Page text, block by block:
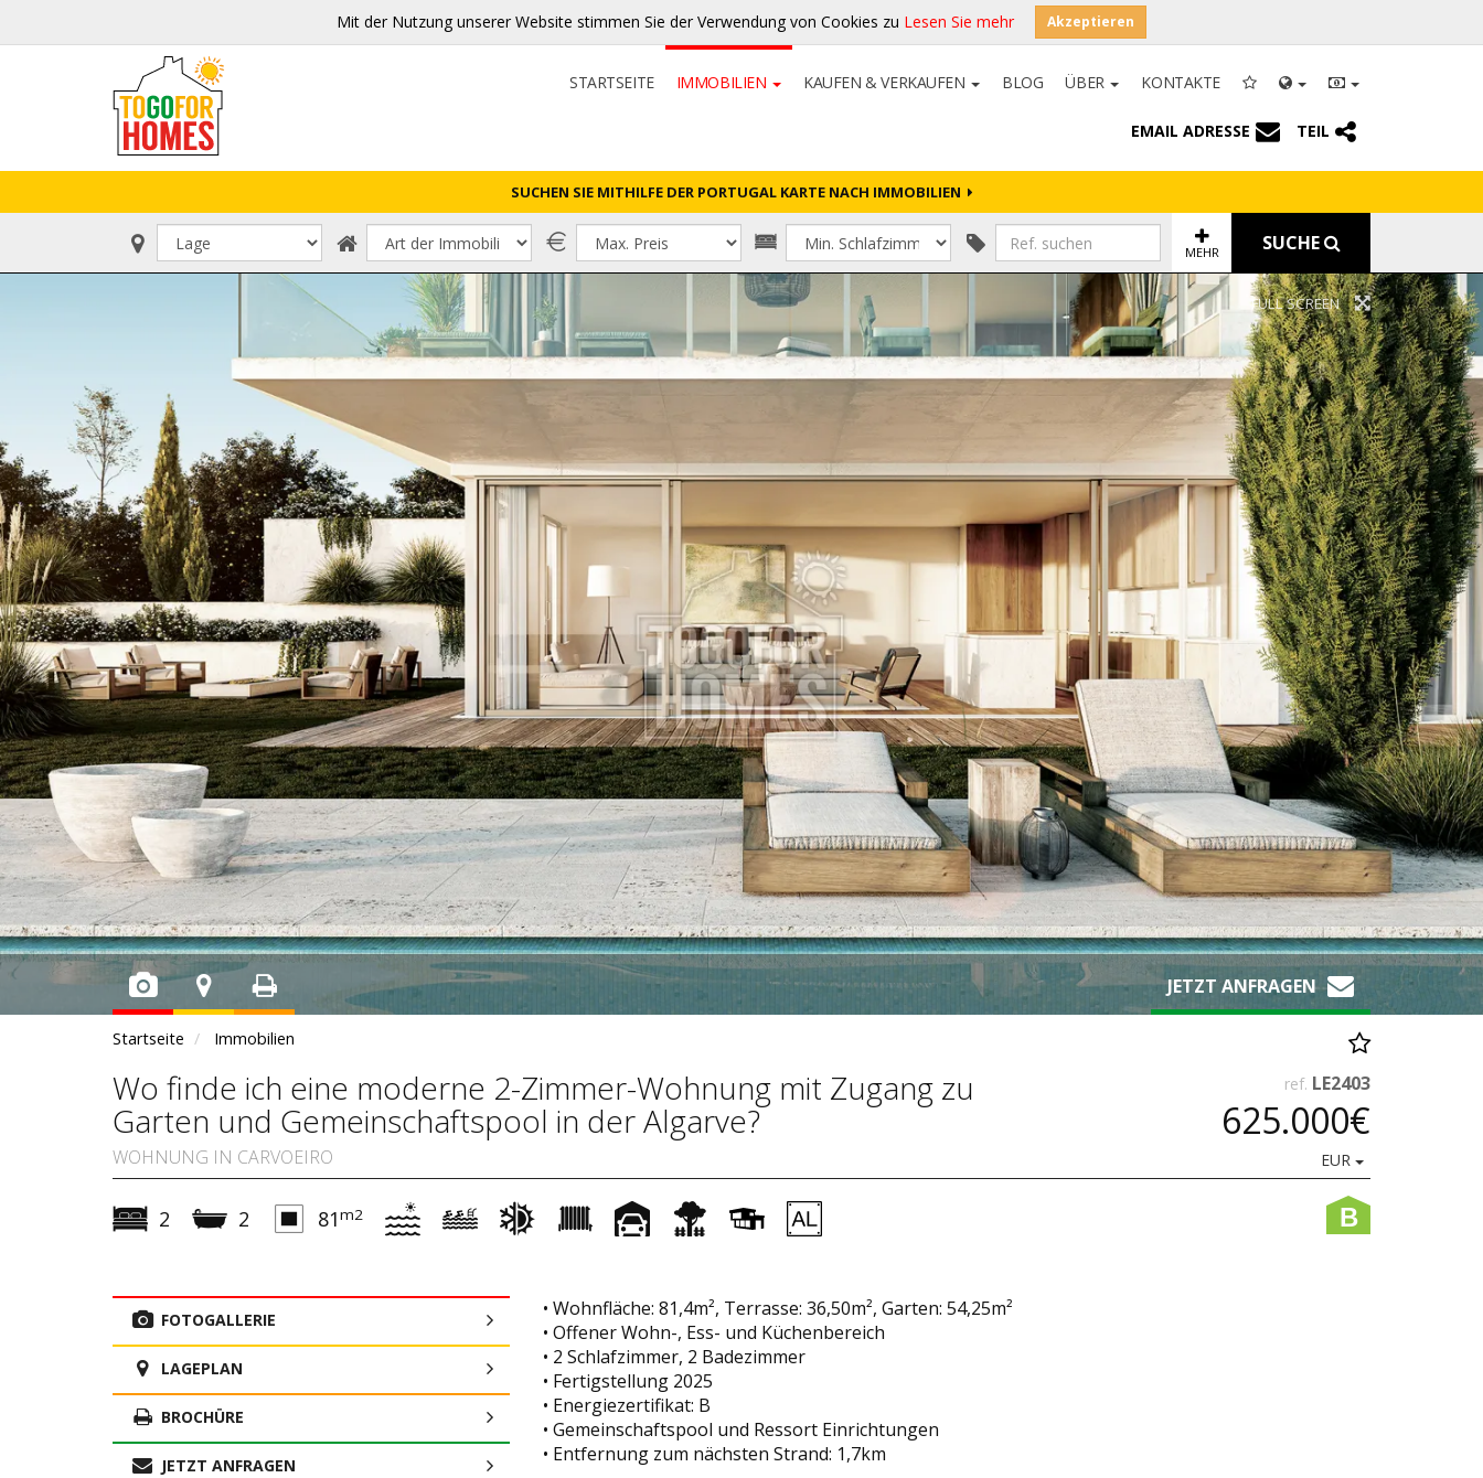
Mit der Nutzung unserer Website stimmen Sie der Verwendung von Cookies zu Lesen Sie mehr Akzeptieren
STARTSEITE IMMOBILIEN KAUFEN & VERKAUFEN BLOG ÜBER KONTAKTE
EMAIL ADRESSE TEIL
SUCHEN SIE MITHILFE DER PORTUGAL KARTE NACH IMMOBILIEN
MEHR SUCHE
FULL SCREEN
JETZT ANFRAGEN
Startseite Immobilien
Wo finde ich eine moderne 2-Zimmer-Wohnung mit Zugang zu
Garten und Gemeinschaftspool in der Algarve?
WOHNUNG IN CARVOEIRO
ref. LE2403
625.000€
EUR
B
2 2 81m2
FOTOGALLERIE
LAGEPLAN
BROCHÜRE
JETZT ANFRAGEN
• Wohnfläche: 81,4m², Terrasse: 36,50m², Garten: 54,25m²
• Offener Wohn-, Ess- und Küchenbereich
• 2 Schlafzimmer, 2 Badezimmer
• Fertigstellung 2025
• Energiezertifikat: B
• Gemeinschaftspool und Ressort Einrichtungen
• Entfernung zum nächsten Strand: 1,7km